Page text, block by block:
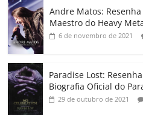
Andre Matos:
Maestro do Heavy
6 de novembro de 2021
Paradise Lost:
Biografia Oficial do
29 de outubro de 2021